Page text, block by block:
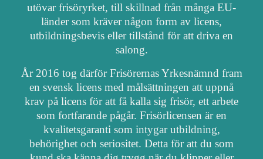
utövar frisöryrket, till skillnad från många EU-
länder som kräver någon form av licens,
utbildningsbevis eller tillstånd för att driva en
salong.
År 2016 tog därför Frisörernas Yrkesnämnd fram
en svensk licens med målsättningen att uppnå
krav på licens för att få kalla sig frisör, ett arbete
som fortfarande pågår. Frisörlicensen är en
kvalitetsgaranti som intygar utbildning,
behörighet och seriositet. Detta för att du som